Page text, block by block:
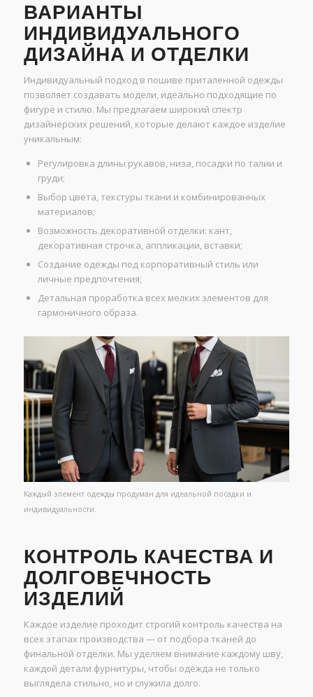
ВАРИАНТЫ
ИНДИВИДУАЛЬНОГО
ДИЗАЙНА И ОТДЕЛКИ
Индивидуальный подход в пошиве приталенной одежды
позволяет создавать модели, идеально подходящие по
фигуре и стилю. Мы предлагаем широкий спектр
дизайнерских решений, которые делают каждое изделие
уникальным:
Регулировка длины рукавов, низа, посадки по талии и
груди;
Выбор цвета, текстуры ткани и комбинированных
материалов;
Возможность декоративной отделки: кант,
декоративная строчка, аппликации, вставки;
Создание одежды под корпоративный стиль или
личные предпочтения;
Детальная проработка всех мелких элементов для
гармоничного образа.
Каждый элемент одежды продуман для идеальной посадки и
индивидуальности.
КОНТРОЛЬ КАЧЕСТВА И
ДОЛГОВЕЧНОСТЬ
ИЗДЕЛИЙ
Каждое изделие проходит строгий контроль качества на
всех этапах производства — от подбора тканей до
финальной отделки. Мы уделяем внимание каждому шву,
каждой детали фурнитуры, чтобы одежда не только
выглядела стильно, но и служила долго.